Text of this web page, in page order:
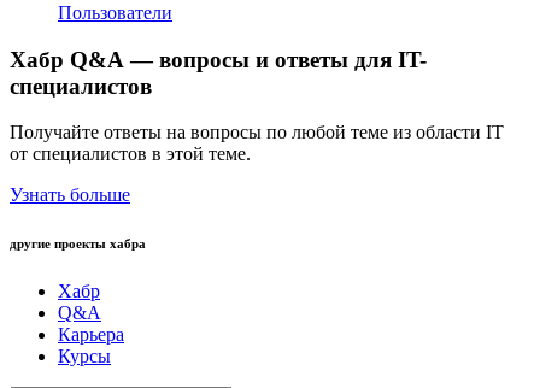
Пользователи
Хабр Q&A — вопросы и ответы для IT-
специалистов
Получайте ответы на вопросы по любой теме из области IT
от специалистов в этой теме.
Узнать больше
другие проекты хабра
Хабр
Q&A
Карьера
Курсы